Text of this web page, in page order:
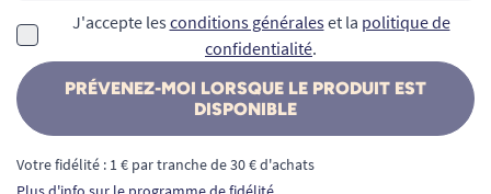
J'accepte les conditions généraleset la politique de
confidentialité.
PRÉVENEZ-MOI LORSQUE LE PRODUIT EST
DISPONIBLE
Votre fidélité : 1 € par tranche de 30 € d'achats